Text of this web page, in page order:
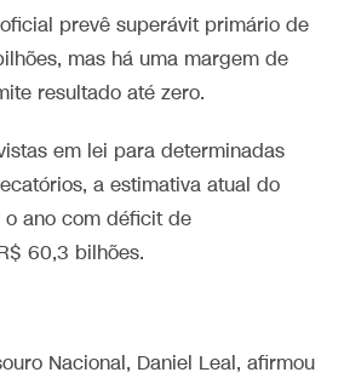
prevê superávit primário de
mas há uma margem de
resultado até zero.
em lei para determinadas
a estimativa atual do
ano com déficit de
60,3 bilhões.
Nacional, Daniel Leal, afirmou